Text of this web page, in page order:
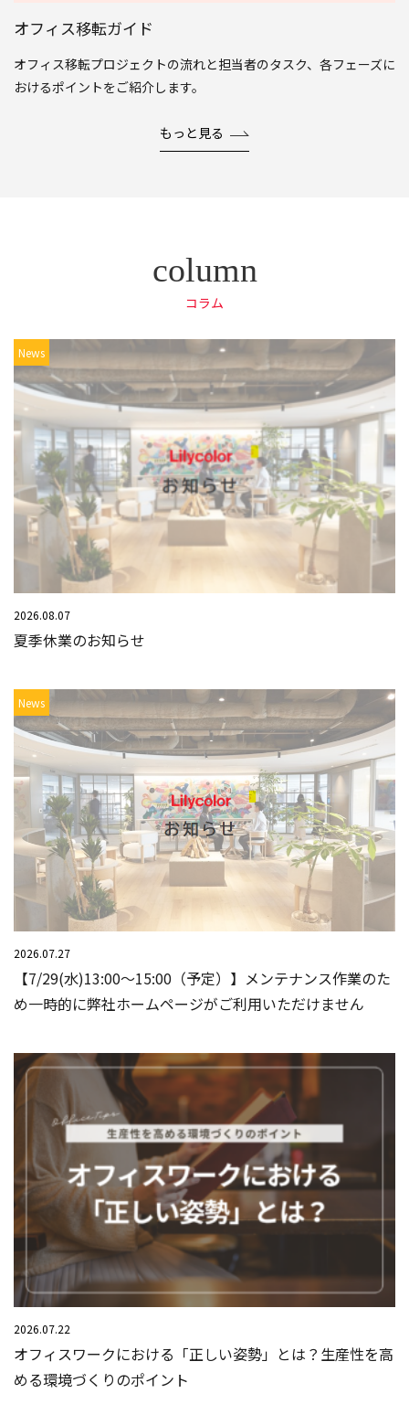
オフィス移転ガイド
オフィス移転プロジェクトの流れと担当者のタスク、各フェーズに
おけるポイントをご紹介します。
もっと見る
コラム
News
2026.08.07
夏季休業のお知らせ
News
2026.07.27
【7/29(水)13:00～15:00（予定）】メンテナンス作業のた
め一時的に弊社ホームページがご利用いただけません
2026.07.22
オフィスワークにおける「正しい姿勢」とは？生産性を高
める環境づくりのポイント